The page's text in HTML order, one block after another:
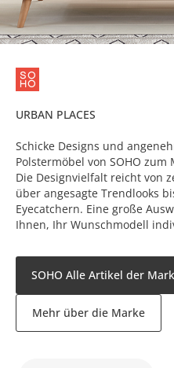
URBAN PLACES
Schicke Designs und
Polstermöbel von SOHO
Die Designvielfalt reicht von
über angesagte Trendlooks
Eyecatchern. Eine große
Ihnen, Ihr Wunschmodell
SOHO Alle Artikel der
Mehr über die Marke